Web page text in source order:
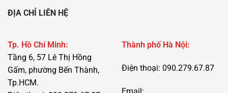
ĐỊA CHỈ LIÊN HỆ
Tp. Hồ Chí Minh:
Tầng 6, 57 Lê Thị Hồng
Gấm, phường Bến Thành,
Tp.HCM.
Thành phố Hà Nội:
Điện thoại: 090.279.67.87
Email: